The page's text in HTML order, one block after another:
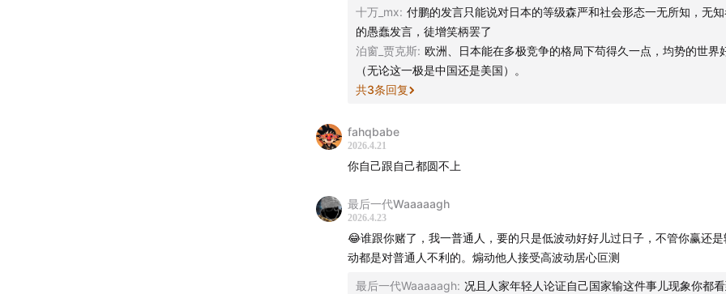
6. 邵宇辉案例
• 批评邵宇辉被女性主义"迷瞎了眼"（虚构上海女性被跟踪情节）
• 但仍对邵宇辉"非常有信心"，因为他始终"站在普通人这边"
───
分析评判
优点
1. 真诚且有个人温度 — 不回避自己的偏见和转变（对张雪峰的态度变化）
揖别"式的切割很坦率
2. "土地与人民"这个框架有力量 — 确实指出了中国公共讨论中的一个真实问
十万_mx: 付鹏的发言只能说对日本的等级森严和社会形态一无所知，无
的愚蠢发言，徒增笑柄罢了
泊窗_贾克斯: 欧洲、日本能在多极竞争的格局下苟得久一点，均势的世界
（无论这一极是中国还是美国）。
共3条回复
fahqbabe
2026.4.21
你自己跟自己都圆不上
最后一代Waaaaagh
2026.4.23
😂谁跟你赌了，我一普通人，要的只是低波动好好儿过日子，不管你赢还是
动都是对普通人不利的。煽动他人接受高波动居心叵测
最后一代Waaaaagh: 况且人家年轻人论证自己国家输这件事儿现象你都看